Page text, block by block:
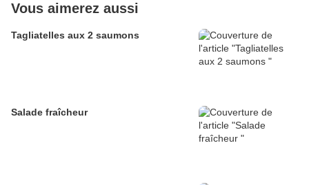
Vous aimerez aussi
Tagliatelles aux 2 saumons
Salade fraîcheur